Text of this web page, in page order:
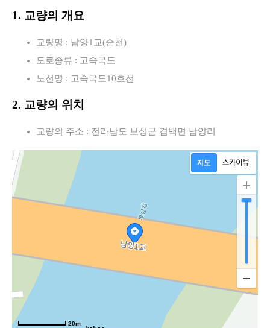
1. 교량의 개요
교량명 : 남양1교(순천)
도로종류 : 고속국도
노선명 : 고속국도10호선
2. 교량의 위치
교량의 주소 : 전라남도 보성군 겸백면 남양리
20m